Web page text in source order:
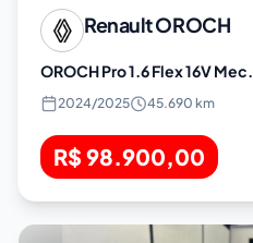
RenaultOROCH
OROCH Pro 1.6 Flex 16V Mec.
2024/2025 45.690 km
R$ 98.900,00